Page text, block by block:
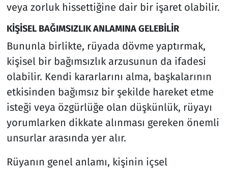
veya zorluk hissettiğine dair bir işaret olabilir.
KİŞİSEL BAĞIMSIZLIK ANLAMINA GELEBİLİR
Bununla birlikte, rüyada dövme yaptırmak,
kişisel bir bağımsızlık arzusunun da ifadesi
olabilir. Kendi kararlarını alma, başkalarının
etkisinden bağımsız bir şekilde hareket etme
isteği veya özgürlüğe olan düşkünlük, rüyayı
yorumlarken dikkate alınması gereken önemli
unsurlar arasında yer alır.
Rüyanın genel anlamı, kişinin içsel